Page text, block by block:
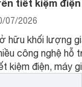
tiết kiệm
07/2026
hữu khối lượng
công nghệ hỗ
kiệm điện, máy